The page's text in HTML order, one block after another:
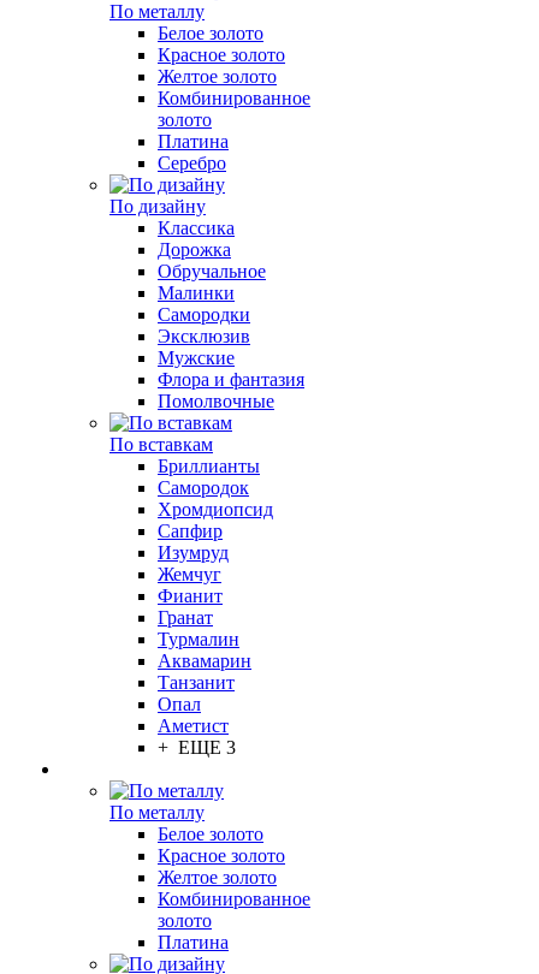
По металлу
Белое золото
Красное золото
Желтое золото
Комбинированное
золото
Платина
Серебро
По дизайну
Классика
Дорожка
Обручальное
Малинки
Самородки
Эксклюзив
Мужские
Флора и фантазия
Помолвочные
По вставкам
Бриллианты
Самородок
Хромдиопсид
Сапфир
Изумруд
Жемчуг
Фианит
Гранат
Турмалин
Аквамарин
Танзанит
Опал
Аметист
+ ЕЩЕ 3
По металлу
Белое золото
Красное золото
Желтое золото
Комбинированное
золото
Платина